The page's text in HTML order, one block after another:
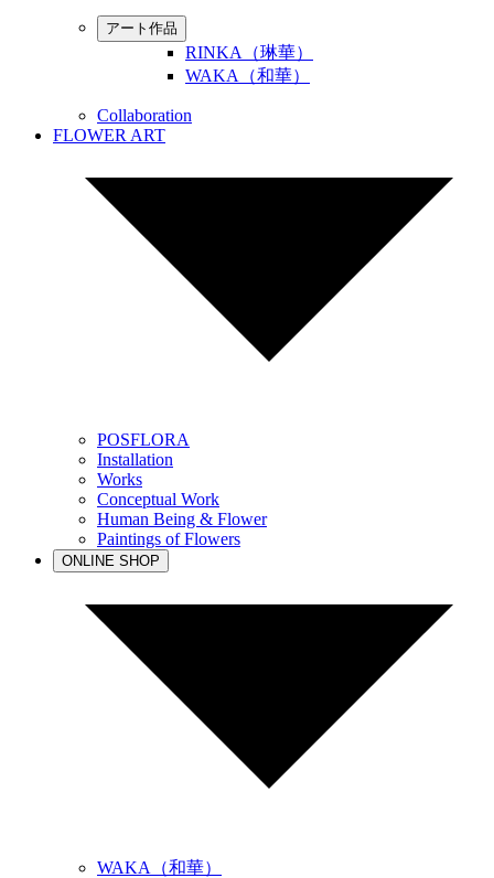
アート作品
RINKA（琳華）
WAKA（和華）
Collaboration
FLOWER ART
POSFLORA
Installation
Works
Conceptual Work
Human Being & Flower
Paintings of Flowers
ONLINE SHOP
WAKA（和華）